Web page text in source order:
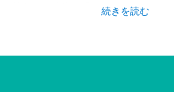
る講師から指導が受けられます。
続きを読む